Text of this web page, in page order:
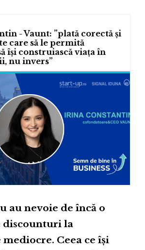
- Vaunt: ”plată corectă și
care să le permită
își construiască viața în
nu invers”
au nevoie de încă o
discounturi la
Ceea ce își